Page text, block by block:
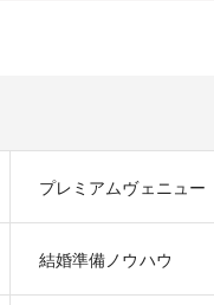
プレミアムヴェニュー
結婚準備ノウハウ